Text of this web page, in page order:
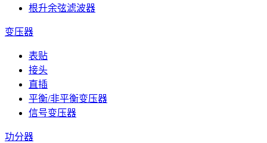
根升余弦滤波器
变压器
表贴
接头
直插
平衡/非平衡变压器
信号变压器
功分器